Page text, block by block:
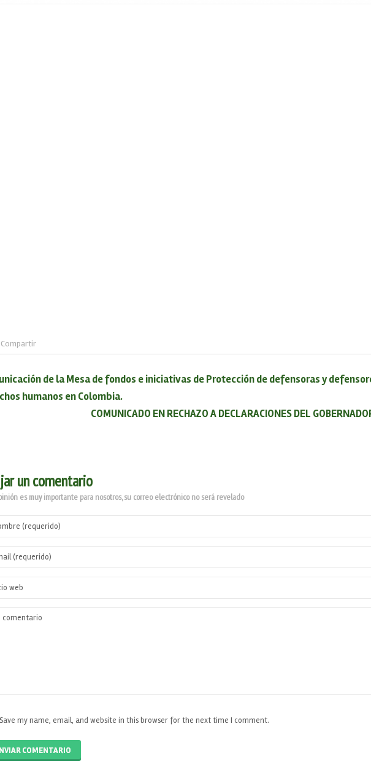
Compartir
de la Mesa de fondos e iniciativas de Protección de defensoras y
humanos en Colombia.
COMUNICADO EN RECHAZO A DECLARACIONES DEL
un comentario
es muy importante para nosotros, su correo electrónico no será revelado
Save my name, email, and website in this browser for the next time I comment.
COMENTARIO